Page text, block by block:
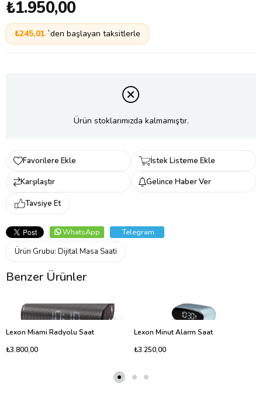
₺1.950,00
₺245,01 `den başlayan taksitlerle
Ürün stoklarımızda kalmamıştır.
Favorilere Ekle
İstek Listeme Ekle
Karşılaştır
Gelince Haber Ver
Tavsiye Et
WhatsApp
Telegram
Ürün Grubu: Dijital Masa Saati
Benzer Ürünler
Lexon Miami Radyolu Saat
₺3.800,00
Lexon Minut Alarm Saat
₺3.250,00